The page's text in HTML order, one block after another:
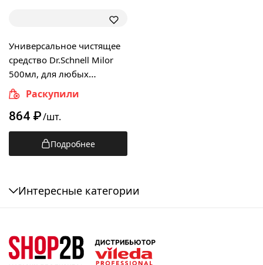
Универсальное чистящее
средство Dr.Schnell Milor
500мл, для любых
поверхностей, 144133
Раскупили
864 ₽/шт.
Подробнее
Интересные категории